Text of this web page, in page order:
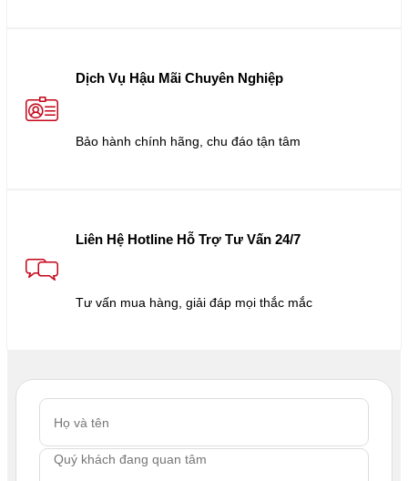
Dịch Vụ Hậu Mãi Chuyên Nghiệp
Bảo hành chính hãng, chu đáo tận tâm
Liên Hệ Hotline Hỗ Trợ Tư Vấn 24/7
Tư vấn mua hàng, giải đáp mọi thắc mắc